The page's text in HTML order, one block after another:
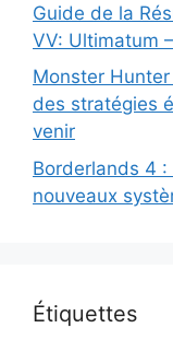
Guide de la
VV: Ultimatum
Monster
des stratégies
venir
Borderlands 4 :
nouveaux
Étiquettes